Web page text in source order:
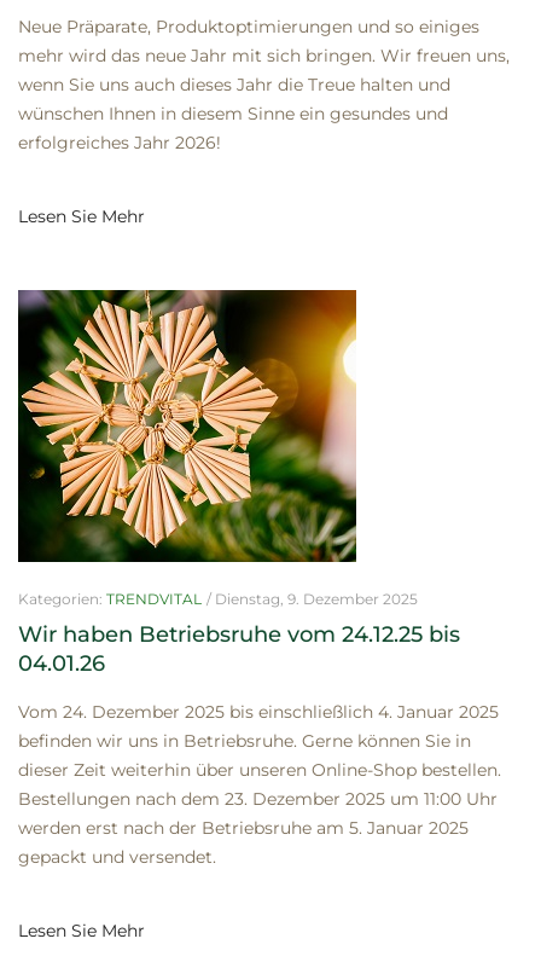
Neue Präparate, Produktoptimierungen und so einiges
mehr wird das neue Jahr mit sich bringen. Wir freuen uns,
wenn Sie uns auch dieses Jahr die Treue halten und
wünschen Ihnen in diesem Sinne ein gesundes und
erfolgreiches Jahr 2026!
Lesen Sie Mehr
Kategorien: TRENDVITAL / Dienstag, 9. Dezember 2025
Wir haben Betriebsruhe vom 24.12.25 bis
04.01.26
Vom 24. Dezember 2025 bis einschließlich 4. Januar 2025
befinden wir uns in Betriebsruhe. Gerne können Sie in
dieser Zeit weiterhin über unseren Online-Shop bestellen.
Bestellungen nach dem 23. Dezember 2025 um 11:00 Uhr
werden erst nach der Betriebsruhe am 5. Januar 2025
gepackt und versendet.
Lesen Sie Mehr